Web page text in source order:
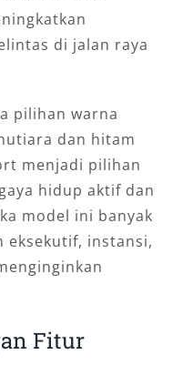
di jalan raya
pilihan warna
dan hitam
menjadi pilihan
hidup aktif dan
model ini banyak
eksekutif, instansi,
Fitur